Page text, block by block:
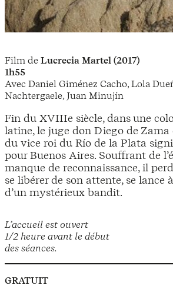
L’accueil est ouvert
1/2 heure avant le début
des séances.
GRATUIT
Film de Lucrecia Martel (2017)
1h55
Avec Daniel Giménez Cacho, Lola
Nachtergaele, Juan Minujín
Fin du XVIIIe siècle, dans une
latine, le juge don Diego de Zama
du vice roi du Río de la Plata
pour Buenos Aires. Souffrant de
manque de reconnaissance, il
se libérer de son attente, se lance
d’un mystérieux bandit.